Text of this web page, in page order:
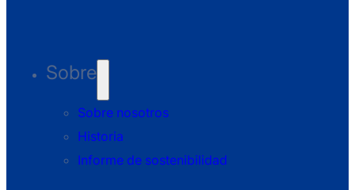
Sobre
Sobre nosotros
Historia
Informe de sostenibilidad